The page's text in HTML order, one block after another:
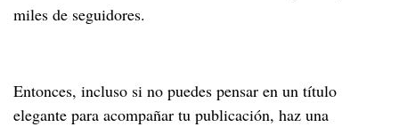
miles de seguidores.
Entonces, incluso si no puedes pensar en un título
elegante para acompañar tu publicación, haz una